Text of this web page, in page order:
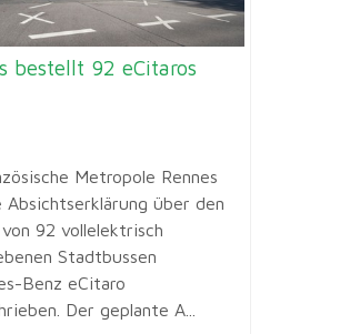
bestellt 92 eCitaros
Metropole Rennes
Absichtserklärung über den
92 vollelektrisch
Stadtbussen
Benz eCitaro
Der geplante A...